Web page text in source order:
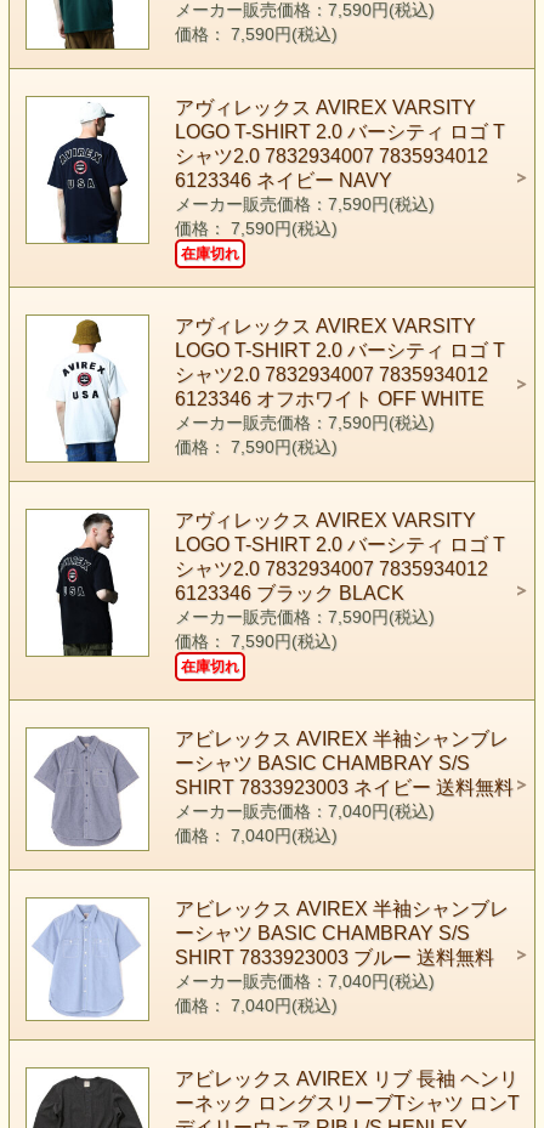
メーカー販売価格：7,590円(税込)
価格： 7,590円(税込)
アヴィレックス AVIREX VARSITY
LOGO T-SHIRT 2.0 バーシティ ロゴ T
シャツ2.0 7832934007 7835934012
6123346 ネイビー NAVY
メーカー販売価格：7,590円(税込)
価格： 7,590円(税込)
在庫切れ
アヴィレックス AVIREX VARSITY
LOGO T-SHIRT 2.0 バーシティ ロゴ T
シャツ2.0 7832934007 7835934012
6123346 オフホワイト OFF WHITE
メーカー販売価格：7,590円(税込)
価格： 7,590円(税込)
アヴィレックス AVIREX VARSITY
LOGO T-SHIRT 2.0 バーシティ ロゴ T
シャツ2.0 7832934007 7835934012
6123346 ブラック BLACK
メーカー販売価格：7,590円(税込)
価格： 7,590円(税込)
在庫切れ
アビレックス AVIREX 半袖シャンブレ
ーシャツ BASIC CHAMBRAY S/S
SHIRT 7833923003 ネイビー 送料無料
メーカー販売価格：7,040円(税込)
価格： 7,040円(税込)
アビレックス AVIREX 半袖シャンブレ
ーシャツ BASIC CHAMBRAY S/S
SHIRT 7833923003 ブルー 送料無料
メーカー販売価格：7,040円(税込)
価格： 7,040円(税込)
アビレックス AVIREX リブ 長袖 ヘンリ
ーネック ロングスリーブTシャツ ロンT